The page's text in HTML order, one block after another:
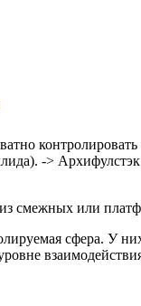
->
из смежных или
сфера. У